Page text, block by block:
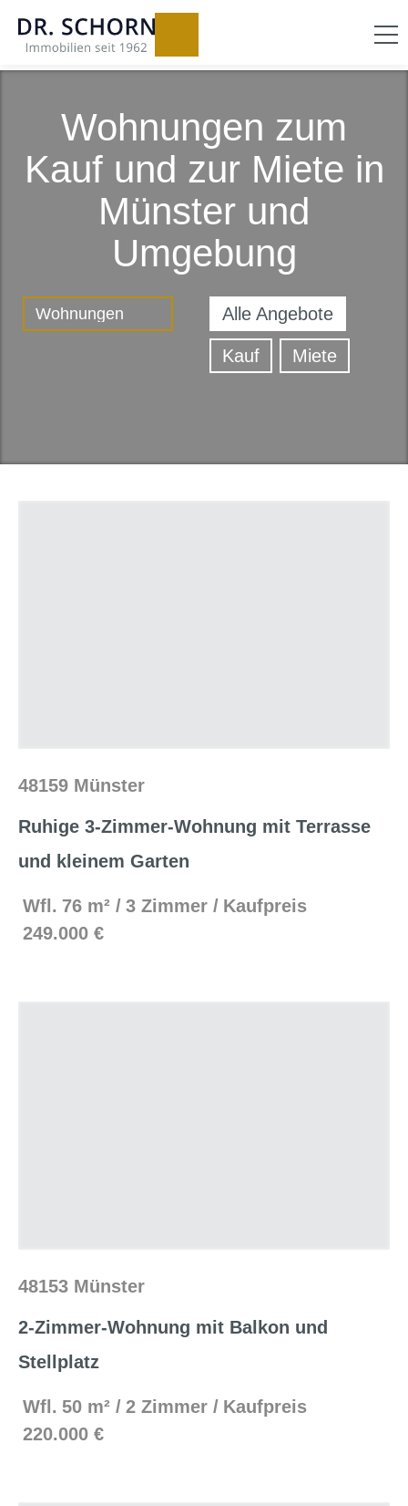
Wohnungen zum
Kauf und zur Miete in
Münster und
Umgebung
Alle Angebote
Kauf Miete
48159 Münster
Ruhige 3-Zimmer-Wohnung mit Terrasse
und kleinem Garten
Wfl. 76 m² 3 Zimmer
Kaufpreis
249.000 €
48153 Münster
2-Zimmer-Wohnung mit Balkon und
Stellplatz
Wfl. 50 m² 2 Zimmer
Kaufpreis
220.000 €